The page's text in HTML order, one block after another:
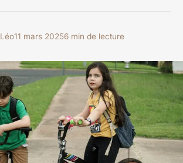
Léo11 mars 20256 min de lecture